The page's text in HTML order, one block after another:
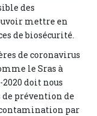
des
mettre en
de biosécurité.
de coronavirus
le Sras à
2020 doit nous
prévention de
par